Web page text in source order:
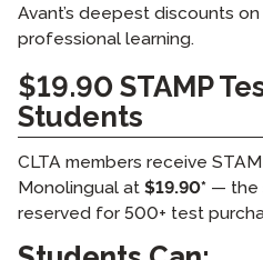
Avant’s deepest discounts
professional learning.
$19.90 STAMP
Students
CLTA members receive
Monolingual at $19.90* — the
reserved for 500+ test